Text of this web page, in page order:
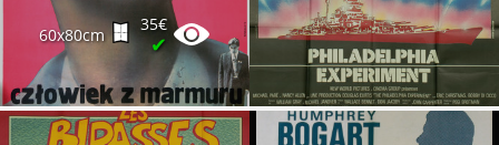
60x80cm
35€
✔